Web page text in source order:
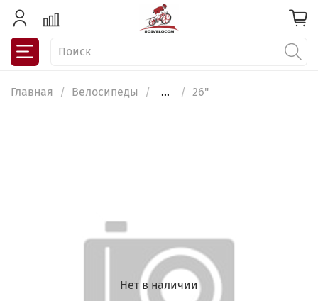
Главная Велосипеды ... 26"
Нет в наличии